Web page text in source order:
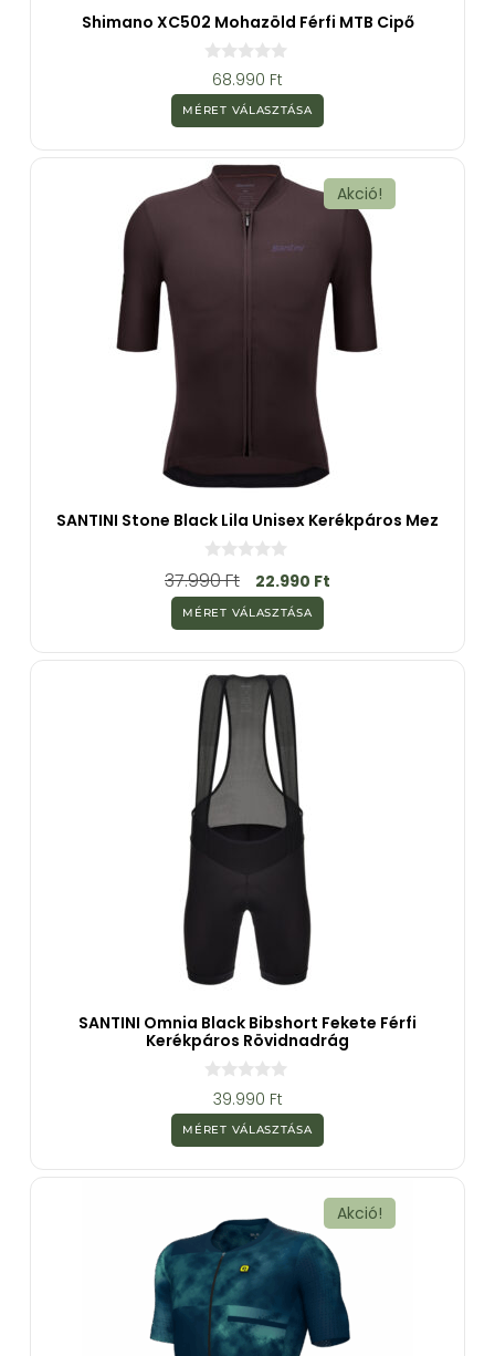
Shimano XC502 Mohazöld Férfi MTB Cipő
z
5
b
ő
l
68.990 Ft
MÉRET VÁLASZTÁSA
Akció!
SANTINI Stone Black Lila Unisex Kerékpáros Mez
0
a
5
-
b
ő
l
37.990Ft 22.990 Ft
MÉRET VÁLASZTÁSA
SANTINI Omnia Black Bibshort Fekete Férfi
Kerékpáros Rövidnadrág
z
5
b
39.990 Ft
MÉRET VÁLASZTÁSA
Akció!